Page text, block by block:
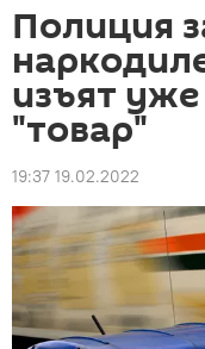
Полиция
изъят
"товар"
19:37 19.02.2022